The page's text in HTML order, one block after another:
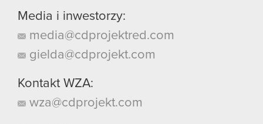
Media i inwestorzy:
media@cdprojektred.com
gielda@cdprojekt.com
Kontakt WZA:
wza@cdprojekt.com